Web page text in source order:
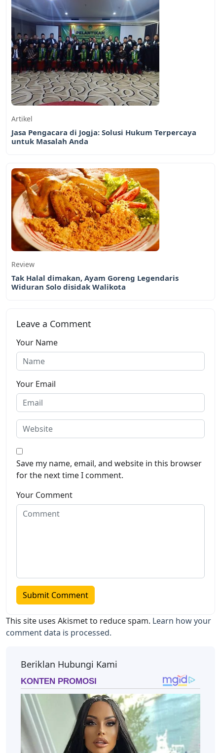
Artikel
Jasa Pengacara di Jogja: Solusi Hukum Terpercaya
untuk Masalah Anda
Review
Tak Halal dimakan, Ayam Goreng Legendaris
Widuran Solo disidak Walikota
Leave a Comment
Your Name
Your Email
Save my name, email, and website in this browser
for the next time I comment.
Your Comment
This site uses Akismet to reduce spam. Learn how your
comment data is processed.
Beriklan Hubungi Kami